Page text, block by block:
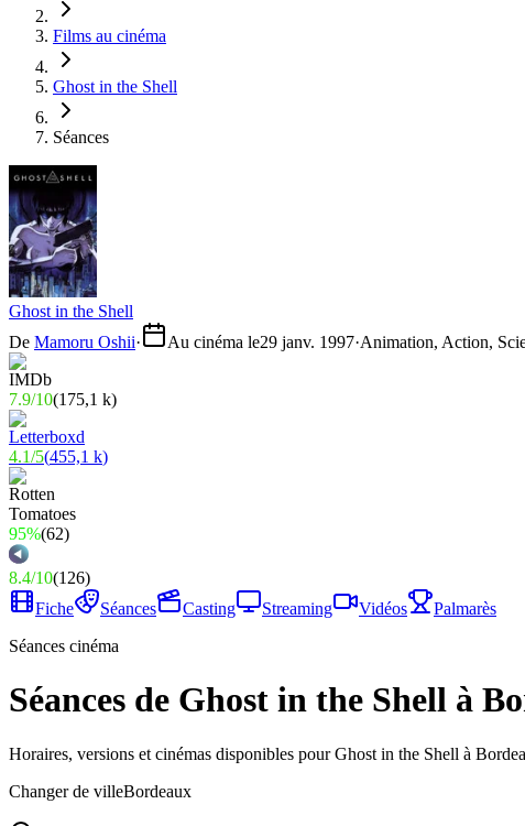
Films au cinéma
Ghost in the Shell
Séances
Ghost in the Shell
De Mamoru Oshii· Au cinéma le29 janv. 1997·Animation, Action,
7.9/10(175,1 k)
4.1/5(455,1 k)
95%(62)
8.4/10(126)
Fiche
Séances Casting Streaming Vidéos
Palmarès
Séances cinéma
Séances de Ghost in the Shell à
Horaires, versions et cinémas disponibles pour Ghost in the Shell à
Changer de villeBordeaux